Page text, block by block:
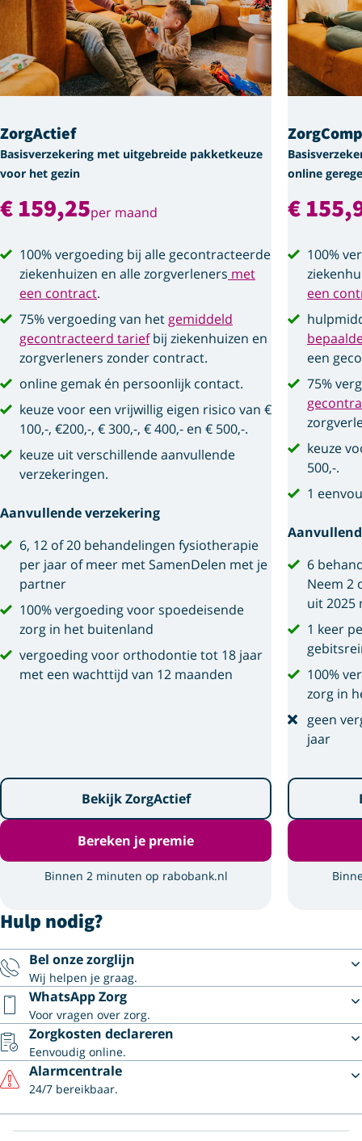
ZorgActief
Basisverzekering met uitgebreide pakketkeuze
voor het gezin
€ 159,25per maand
100% vergoeding bij alle gecontracteerde
ziekenhuizen en alle zorgverleners met
een contract.
75% vergoeding van het gemiddeld
gecontracteerd tariefbij ziekenhuizen en
zorgverleners zonder contract.
online gemak én persoonlijk contact.
keuze voor een vrijwillig eigen risico van €
100,-, €200,-, € 300,-, € 400,- en € 500,-.
keuze uit verschillende aanvullende
verzekeringen.
Aanvullende verzekering
6, 12 of 20 behandelingen fysiotherapie
per jaar of meer met SamenDelen met je
partner
100% vergoeding voor spoedeisende
zorg in het buitenland
vergoeding voor orthodontie tot 18 jaar
met een wachttijd van 12 maanden
Bekijk ZorgActief
Bereken je premie
Binnen 2 minuten op rabobank.nl
online
€
100%
een
een
75%
keuze
500,-.
1
6
Neem 2
uit 2025
1 keer
100%
zorg in
geen
jaar
Hulp nodig?
Bel onze zorglijn
Wij helpen je graag.
WhatsApp Zorg
Voor vragen over zorg.
Zorgkosten declareren
Eenvoudig online.
Alarmcentrale
24/7 bereikbaar.